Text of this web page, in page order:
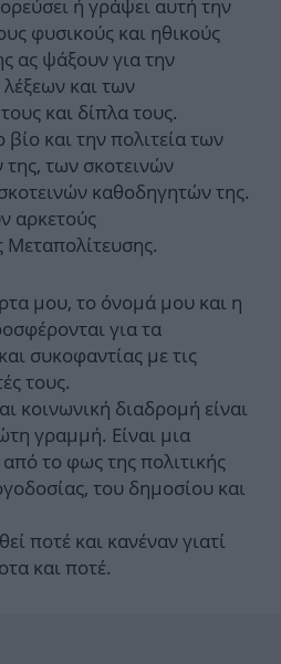
ή γράψει αυτή την
φυσικούς και ηθικούς
ας ψάξουν για την
και των
και δίπλα τους.
και την πολιτεία των
των σκοτεινών
καθοδηγητών της.
αρκετούς
Μεταπολίτευσης.
μου, το όνομά μου και η
για τα
συκοφαντίας με τις
τους.
κοινωνική διαδρομή είναι
γραμμή. Είναι μια
το φως της πολιτικής
του δημοσίου και
ποτέ και κανέναν γιατί
και ποτέ.